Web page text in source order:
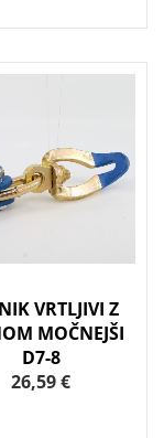
VRTLJIVI Z
MOČNEJŠI
D7-8
26,59 €